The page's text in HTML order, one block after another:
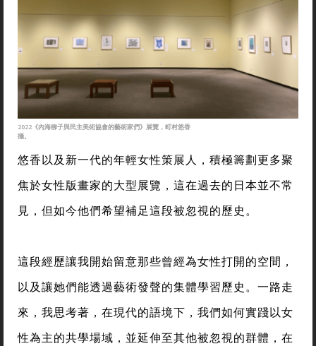
2022《內海柳子與民主美術協會的藝術家們》展覽，町村悠香
攝。
悠香以及新一代的年輕女性策展人，積極籌劃更多聚
焦於女性版畫家的大型展覽，這在過去的日本並不常
見，但如今他們希望補足這段被忽視的歷史。
這段經歷讓我開始留意那些曾經為女性打開的空間，
以及讓她們能透過藝術發聲的集體學習歷史。一路走
來，我思考著，在現代的語境下，我們如何實踐以女
性為主的共學場域，並延伸至其他被忽視的群體，在